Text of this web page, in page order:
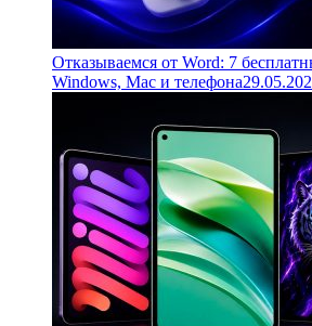
Отказываемся от Word: 7
Windows, Mac и телефона